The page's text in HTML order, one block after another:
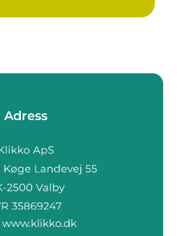
Adress
www.klikko.dk